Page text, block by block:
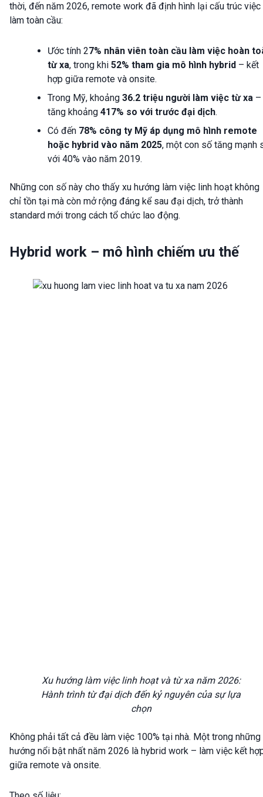
thời, đến năm 2026, remote work đã định hình lại cấu trúc việc
làm toàn cầu:
Ước tính 27% nhân viên toàn cầu làm việc hoàn
từ xa, trong khi 52% tham gia mô hình hybrid – kết
hợp giữa remote và onsite.
Trong Mỹ, khoảng 36.2 triệu người làm việc từ xa –
tăng khoảng 417% so với trước đại dịch.
Có đến 78% công ty Mỹ áp dụng mô hình remote
hoặc hybrid vào năm 2025, một con số tăng mạnh
với 40% vào năm 2019.
Những con số này cho thấy xu hướng làm việc linh hoạt không
chỉ tồn tại mà còn mở rộng đáng kể sau đại dịch, trở thành
standard mới trong cách tổ chức lao động.
Hybrid work – mô hình chiếm ưu thế
Xu hướng làm việc linh hoạt và từ xa năm 2026:
Hành trình từ đại dịch đến kỷ nguyên của sự lựa
chọn
Không phải tất cả đều làm việc 100% tại nhà. Một trong những
hướng nổi bật nhất năm 2026 là hybrid work – làm việc kết
giữa remote và onsite.